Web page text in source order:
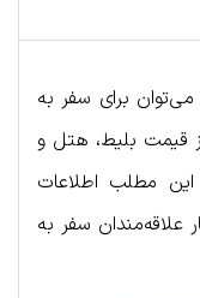
می‌توان برای سفر به
از قیمت‌ بلیط، هتل و
مطلب اطلاعات
علاقه‌مندان سفر به